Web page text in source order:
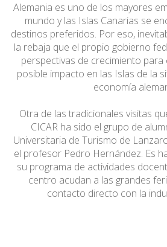
Alemania es uno de los mayores
mundo y las Islas Canarias se
destinos preferidos. Por eso,
la rebaja que el propio gobierno
perspectivas de crecimiento para
posible impacto en las Islas de la
economía
Otra de las tradicionales visitas
CICAR ha sido el grupo de
Universitaria de Turismo de
el profesor Pedro Hernández. Es
su programa de actividades
centro acudan a las grandes
contacto directo con la